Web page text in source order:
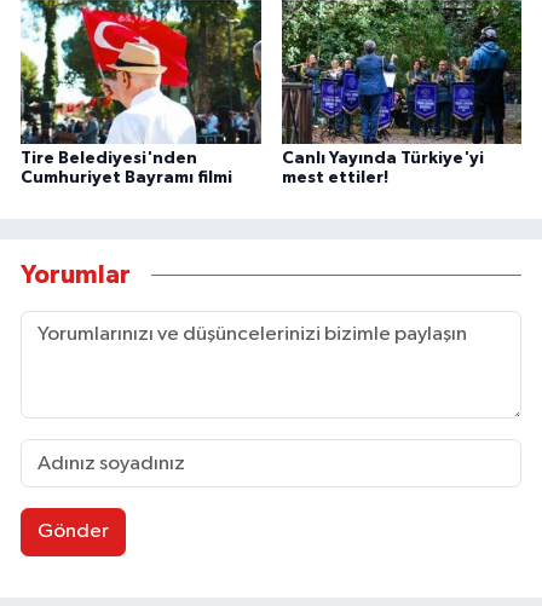
Tire Belediyesi'nden
Cumhuriyet Bayramı filmi
Canlı Yayında Türkiye'yi
mest ettiler!
Yorumlar
Gönder